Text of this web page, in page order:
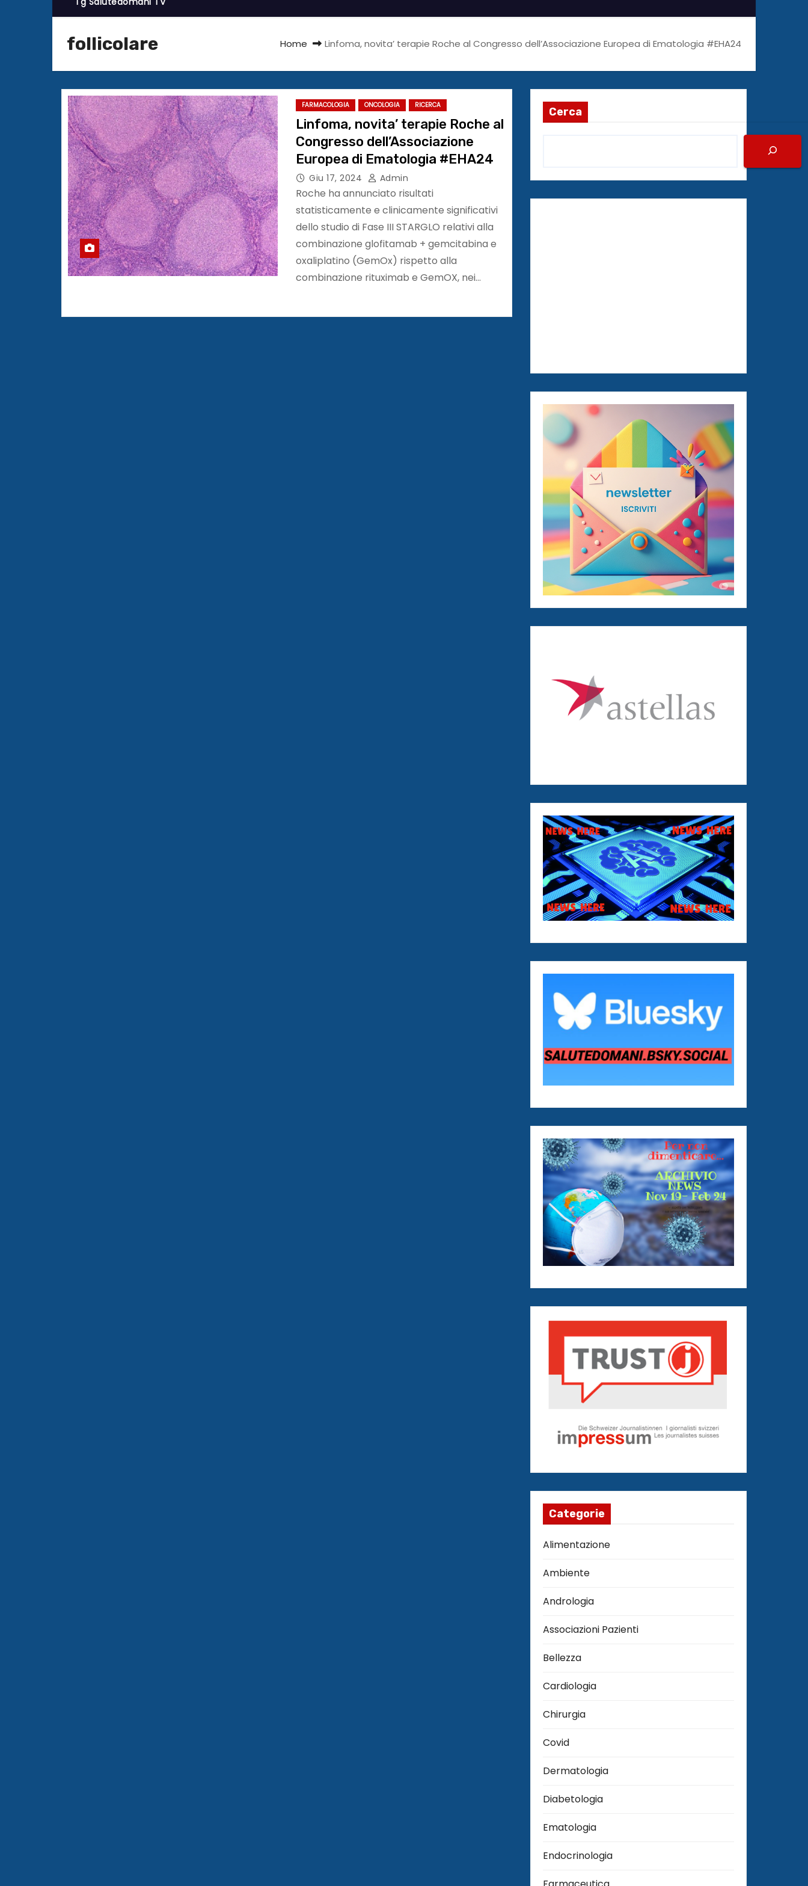
follicolare Home Linfoma, novita’ terapie Roche al Congresso dell’Associazione Europea di Ematologia #EHA24
FARMACOLOGIA ONCOLOGIA RICERCA
Linfoma, novita’ terapie Roche al
Congresso dell’Associazione
Europea di Ematologia #EHA24
Giu 17, 2024 Admin
Roche ha annunciato risultati
statisticamente e clinicamente significativi
dello studio di Fase III STARGLO relativi alla
combinazione glofitamab + gemcitabina e
oxaliplatino (GemOx) rispetto alla
combinazione rituximab e GemOX, nei…
Cerca
Categorie
Alimentazione
Ambiente
Andrologia
Associazioni Pazienti
Bellezza
Cardiologia
Chirurgia
Covid
Dermatologia
Diabetologia
Ematologia
Endocrinologia